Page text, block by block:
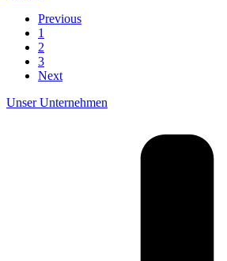
Previous
1
2
3
Next
Unser Unternehmen